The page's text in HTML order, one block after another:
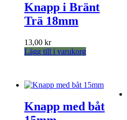
Knapp i Bränt
Trä 18mm
13,00 kr
Lägg till i varukorg
Knapp med båt